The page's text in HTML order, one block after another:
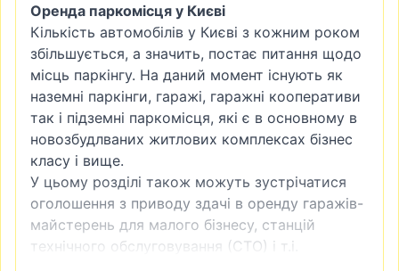
Оренда паркомісця у Києві
Кількість автомобілів у Києві з кожним роком
збільшується, а значить, постає питання щодо
місць паркінгу. На даний момент існують як
наземні паркінги, гаражі, гаражні кооперативи
так і підземні паркомісця, які є в основному в
новозбудлваних житлових комплексах бізнес
класу і вище.
У цьому розділі також можуть зустрічатися
оголошення з приводу здачі в оренду гаражів-
майстерень для малого бізнесу, станцій
технічного обслуговування (СТО) і т.і.